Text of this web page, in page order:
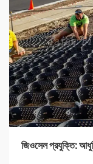
জিওসেল প্রযুক্তি: